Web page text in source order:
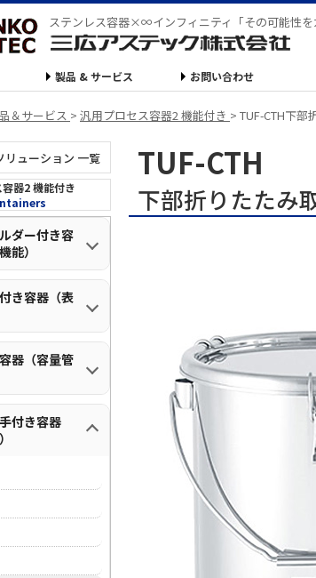
ステンレス容器×∞インフィニティ「その可能性を
製品 & サービス お問い合わせ
＆サービス > 汎用プロセス容器2 機能付き > TUF-CTH下部
TUF-CTH
下部折りたたみ
リューション 一覧
器2 機能付き
ダー付き容
能）
き容器（表
器（容量管
付き容器